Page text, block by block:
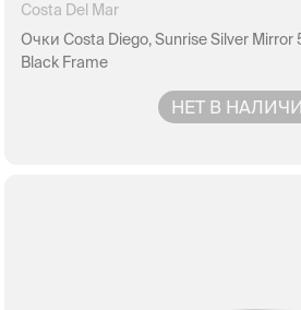
Costa Del Mar
Очки Costa Diego, Sunrise Silver Mirror
Black Frame
НЕТ В